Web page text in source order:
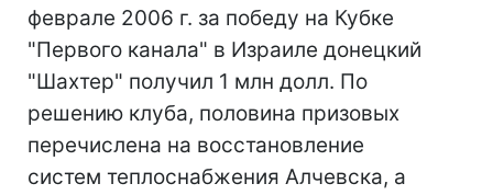
феврале 2006 г. за победу на Кубке
"Первого канала" в Израиле донецкий
"Шахтер" получил 1 млн долл. По
решению клуба, половина призовых
перечислена на восстановление
систем теплоснабжения Алчевска, а